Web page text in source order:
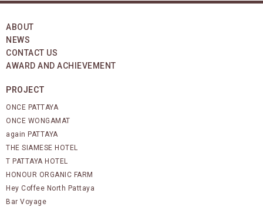
ABOUT
NEWS
CONTACT US
AWARD AND ACHIEVEMENT
PROJECT
ONCE PATTAYA
ONCE WONGAMAT
again PATTAYA
THE SIAMESE HOTEL
T PATTAYA HOTEL
HONOUR ORGANIC FARM
Hey Coffee North Pattaya
Bar Voyage